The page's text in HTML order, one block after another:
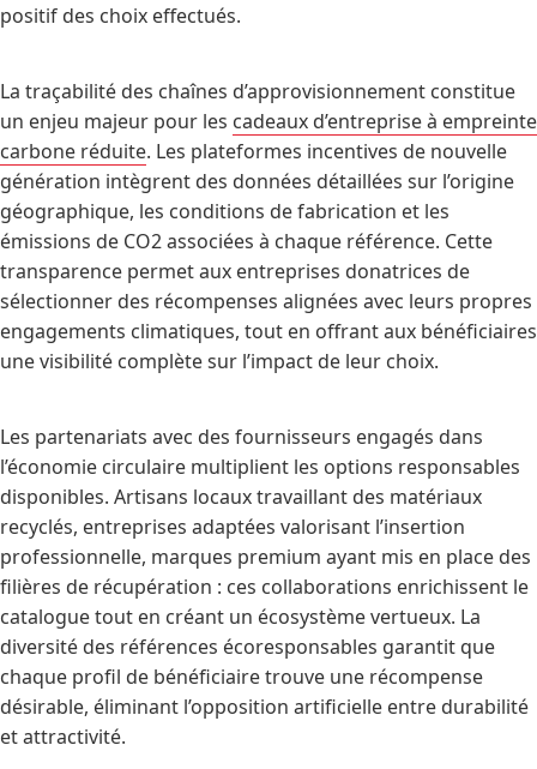
positif des choix effectués.
La traçabilité des chaînes d’approvisionnement constitue
un enjeu majeur pour les cadeaux d’entreprise à empreinte
carbone réduite. Les plateformes incentives de nouvelle
génération intègrent des données détaillées sur l’origine
géographique, les conditions de fabrication et les
émissions de CO2 associées à chaque référence. Cette
transparence permet aux entreprises donatrices de
sélectionner des récompenses alignées avec leurs propres
engagements climatiques, tout en offrant aux bénéficiaires
une visibilité complète sur l’impact de leur choix.
Les partenariats avec des fournisseurs engagés dans
l’économie circulaire multiplient les options responsables
disponibles. Artisans locaux travaillant des matériaux
recyclés, entreprises adaptées valorisant l’insertion
professionnelle, marques premium ayant mis en place des
filières de récupération : ces collaborations enrichissent le
catalogue tout en créant un écosystème vertueux. La
diversité des références écoresponsables garantit que
chaque profil de bénéficiaire trouve une récompense
désirable, éliminant l’opposition artificielle entre durabilité
et attractivité.